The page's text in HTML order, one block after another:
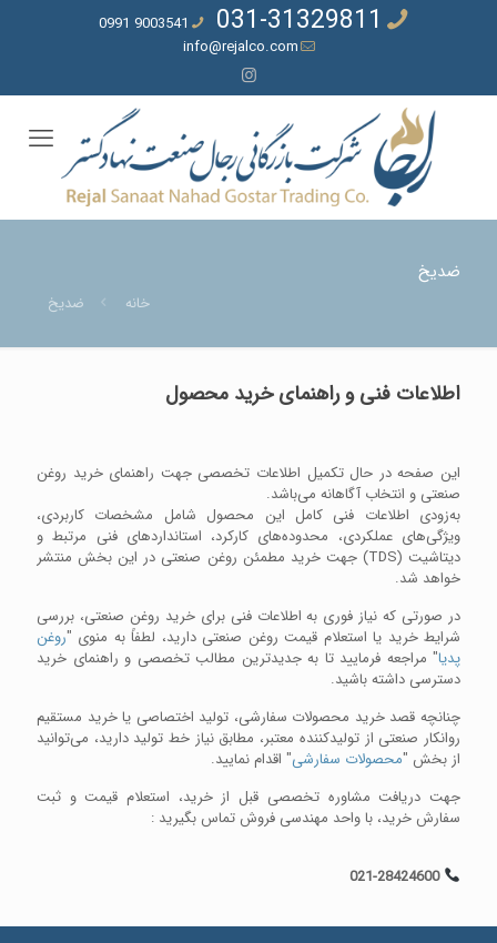
031-31329811
9003541 0991
info@rejalco.com
ضدیخ
خانه ضدیخ
اطلاعات فنی و راهنمای خرید محصول
این صفحه در حال تکمیل اطلاعات تخصصی جهت راهنمای خرید روغن
صنعتی و انتخاب آگاهانه می‌باشد.
به‌زودی اطلاعات فنی کامل این محصول شامل مشخصات کاربردی،
ویژگی‌های عملکردی، محدوده‌های کارکرد، استانداردهای فنی مرتبط و
دیتاشیت (TDS) جهت خرید مطمئن روغن صنعتی در این بخش منتشر
خواهد شد.
در صورتی که نیاز فوری به اطلاعات فنی برای خرید روغن صنعتی، بررسی
شرایط خرید یا استعلام قیمت روغن صنعتی دارید، لطفاً به منوی "روغن
پدیا" مراجعه فرمایید تا به جدیدترین مطالب تخصصی و راهنمای خرید
دسترسی داشته باشید.
چنانچه قصد خرید محصولات سفارشی، تولید اختصاصی یا خرید مستقیم
روانکار صنعتی از تولیدکننده معتبر، مطابق نیاز خط تولید دارید، می‌توانید
از بخش "محصولات سفارشی" اقدام نمایید.
جهت دریافت مشاوره تخصصی قبل از خرید، استعلام قیمت و ثبت
سفارش خرید، با واحد مهندسی فروش تماس بگیرید :
021-28424600